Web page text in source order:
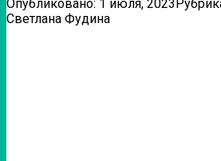
Опубликовано: 1 июля, 2023
Светлана Фудина